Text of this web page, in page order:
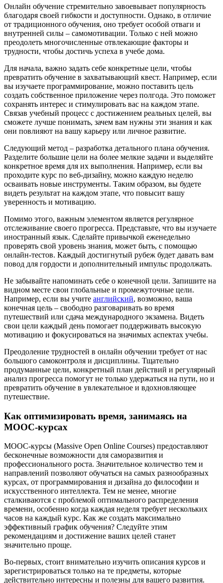
Онлайн обучение стремительно завоевывает популярность
благодаря своей гибкости и доступности. Однако, в отличие
от традиционного обучения, оно требует особой отваги и
внутренней силы – самомотивации. Только с ней можно
преодолеть многочисленные отвлекающие факторы и
трудности, чтобы достичь успеха в учебе дома.
Для начала, важно задать себе конкретные цели, чтобы
превратить обучение в захватывающий квест. Например, если
вы изучаете программирование, можно поставить цель
создать собственное приложение через полгода. Это поможет
сохранять интерес и стимулировать вас на каждом этапе.
Связав учебный процесс с достижением реальных целей, вы
сможете лучше понимать, зачем вам нужны эти знания и как
они повлияют на вашу карьеру или личное развитие.
Следующий метод – разработка детального плана обучения.
Разделите большие цели на более мелкие задачи и выделяйте
конкретное время для их выполнения. Например, если вы
проходите курс по веб-дизайну, можно каждую неделю
осваивать новые инструменты. Таким образом, вы будете
видеть результат на каждом этапе, что повысит вашу
уверенность и мотивацию.
Помимо этого, важным элементом является регулярное
отслеживание своего прогресса. Представьте, что вы изучаете
иностранный язык. Сделайте привычкой еженедельно
проверять свой уровень знания, может быть, с помощью
онлайн-тестов. Каждый достигнутый рубеж будет давать вам
повод для гордости и дополнительный импульс продолжать.
Не забывайте напоминать себе о конечной цели. Запишите на
видном месте свои глобальные и промежуточные цели.
Например, если вы учите английский, возможно, ваша
конечная цель – свободно разговаривать во время
путешествий или сдача международного экзамена. Видеть
свои цели каждый день помогает поддерживать высокую
мотивацию и фокусироваться на значимых аспектах учебы.
Преодоление трудностей в онлайн обучении требует от нас
большого самоконтроля и дисциплины. Тщательно
продуманные цели, конкретный план действий и регулярный
анализ прогресса помогут не только удержаться на пути, но и
превратить обучение в увлекательное и вдохновляющее
путешествие.
Как оптимизировать время, занимаясь на
MOOC-курсах
MOOC-курсы (Massive Open Online Courses) предоставляют
бесконечные возможности для саморазвития и
профессионального роста. Значительное количество тем и
направлений позволяют обучаться на самых разнообразных
курсах, от программирования и дизайна до философии и
искусственного интеллекта. Тем не менее, многие
сталкиваются с проблемой оптимального распределения
времени, особенно когда каждая неделя требует нескольких
часов на каждый курс. Как же создать максимально
эффективный график обучения? Следуйте этим
рекомендациям и достижение ваших целей станет
значительно проще.
Во-первых, стоит внимательно изучить описания курсов и
зарегистрироваться только на те предметы, которые
действительно интересны и полезны для вашего развития.